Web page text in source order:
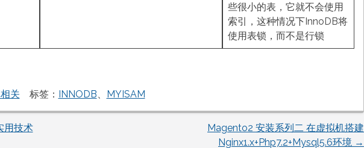
些很小的表，它就不会使用
索引，这种情况下InnoDB将
使用表锁，而不是行锁
关 标签： INNODB、 MYISAM
用技术
Magento2 安装系列二 在虚拟机搭建
Nginx1.x+Php7.2+Mysql5.6环境 →